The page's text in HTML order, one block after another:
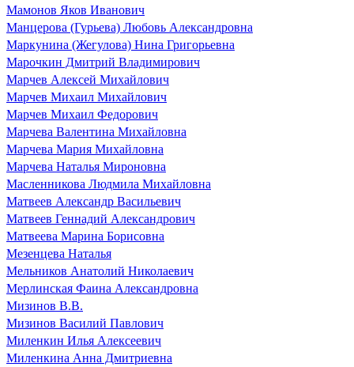
Мамонов Яков Иванович
Манцерова (Гурьева) Любовь Александровна
Маркунина (Жегулова) Нина Григорьевна
Марочкин Дмитрий Владимирович
Марчев Алексей Михайлович
Марчев Михаил Михайлович
Марчев Михаил Федорович
Марчева Валентина Михайловна
Марчева Мария Михайловна
Марчева Наталья Мироновна
Масленникова Людмила Михайловна
Матвеев Александр Васильевич
Матвеев Геннадий Александрович
Матвеева Марина Борисовна
Мезенцева Наталья
Мельников Анатолий Николаевич
Мерлинская Фаина Александровна
Мизинов В.В.
Мизинов Василий Павлович
Миленкин Илья Алексеевич
Миленкина Анна Дмитриевна